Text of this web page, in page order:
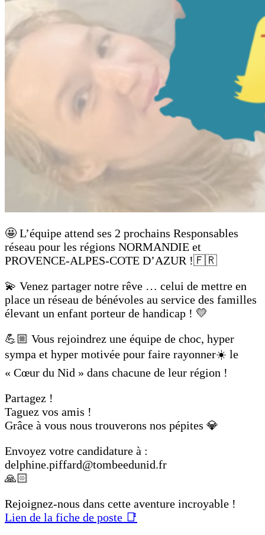
🤩 L’équipe attend ses 2 prochains Responsables
réseau pour les régions NORMANDIE et
PROVENCE-ALPES-COTE D’AZUR !🇫🇷
💫 Venez partager notre rêve … celui de mettre en
place un réseau de bénévoles au service des familles
élevant un enfant porteur de handicap ! 💛
💪🏼 Vous rejoindrez une équipe de choc, hyper
sympa et hyper motivée pour faire rayonner☀️ le
« Cœur du Nid » dans chacune de leur région !
Partagez !
Taguez vos amis !
Grâce à vous nous trouverons nos pépites 💎
Envoyez votre candidature à :
delphine.piffard@tombeedunid.fr
🙏🏻
Rejoignez-nous dans cette aventure incroyable !
Lien de la fiche de poste 📑